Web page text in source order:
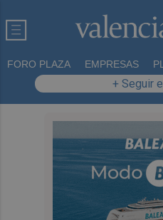
FORO PLAZA EMPRESAS
+ Seguir